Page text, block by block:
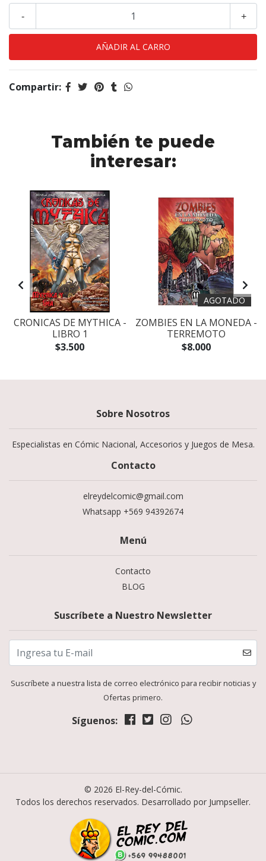
+
-
Compartir:
También te puede
interesar:
CRONICAS DE MYTHICA -
LIBRO 1
$3.500
AGOTADO
ZOMBIES EN LA MONEDA -
TERREMOTO
$8.000
Sobre Nosotros
Especialistas en Cómic Nacional, Accesorios y Juegos de Mesa.
Contacto
elreydelcomic@gmail.com
Whatsapp +569 94392674
Menú
Contacto
BLOG
Suscríbete a Nuestro Newsletter
Suscríbete a nuestra lista de correo electrónico para recibir noticias y
Ofertas primero.
Síguenos:
© 2026 El-Rey-del-Cómic.
Todos los derechos reservados. Desarrollado por Jumpseller.